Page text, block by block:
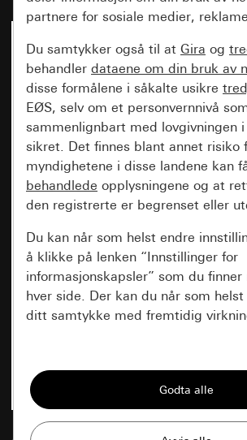
Ikke lenger tilgjengelig
partnere for sosiale medier,
Du samtykker også til at Gira og
behandler dataene om din bruk av
disse formålene i såkalte usikre
EØS, selv om et personvernnivå
sammenlignbart med lovgivningen
sikret. Det finnes blant annet risiko
myndighetene i disse landene kan
behandlede opplysningene og at
den registrerte er begrenset eller
Du kan når som helst endre
å klikke på lenken “Innstillinger for
informasjonskapsler” som du finner
hver side. Der kan du når som
ditt samtykke med fremtidig
Alle informasjonskapslene vi trenger
kunne vise deg siden.